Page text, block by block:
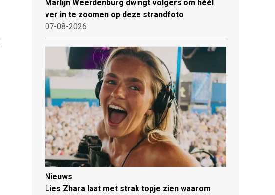
Marlijn Weerdenburg dwingt volgers om héél
ver in te zoomen op deze strandfoto
07-08-2026
Nieuws
Lies Zhara laat met strak topje zien waarom